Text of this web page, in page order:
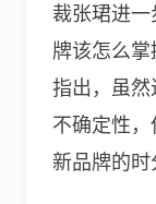
裁张珺进
牌该怎么
指出，虽
不确定性
新品牌的时